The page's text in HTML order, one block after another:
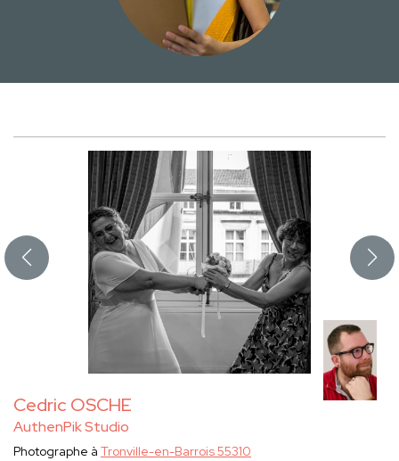
Cedric OSCHE
AuthenPik Studio
Photographe à Tronville-en-Barrois 55310